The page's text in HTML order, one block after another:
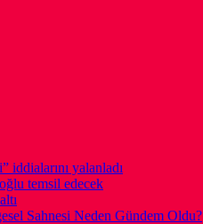
iddialarını yalanladı
temsil edecek
Sahnesi Neden Gündem Oldu?